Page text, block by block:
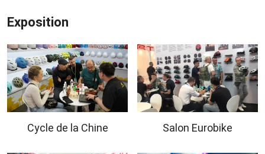
Exposition
Cycle de la Chine Salon Eurobike